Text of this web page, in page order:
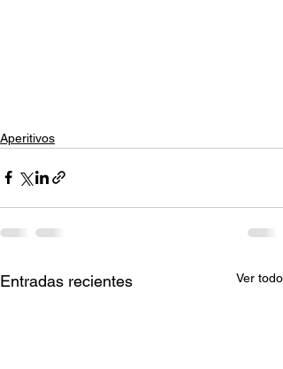
Aperitivos
Entradas recientes Ver todo